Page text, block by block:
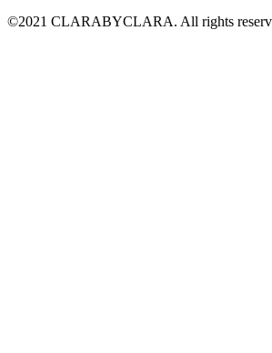
©2021 CLARABYCLARA. All rights